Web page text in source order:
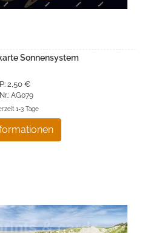
Sonnensystem
2,50 €
AG079
1-3 Tage